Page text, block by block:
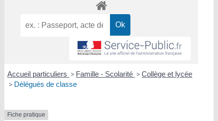
Accueil particuliers > Famille - Scolarité > Collège et lycée
> Délégués de classe
Fiche pratique